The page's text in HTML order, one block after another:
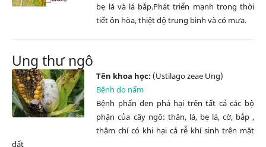
bẹ lá và lá bắp.Phát triển mạnh trong thời
tiết ôn hòa, thiệt độ trung bình và có mưa.
Ung thư ngô
Tên khoa học: (Ustilago zeae Ung)
Bệnh do nấm
Bệnh phấn đen phá hại trên tất cả các bộ
phận của cây ngô: thân, lá, bẹ lá, cờ, bắp ,
thậm chí có khi hại cả rễ khí sinh trên mặt
đất